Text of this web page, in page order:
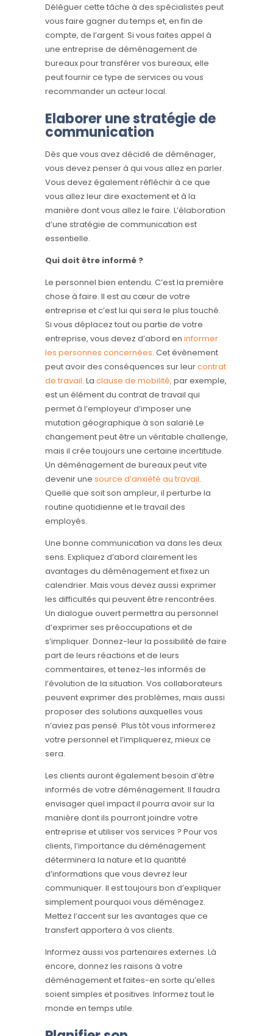
Déléguer cette tâche à des spécialistes peut
vous faire gagner du temps et, en fin de
compte, de l’argent. Si vous faites appel à
une entreprise de déménagement de
bureaux pour transférer vos bureaux, elle
peut fournir ce type de services ou vous
recommander un acteur local.
Elaborer une stratégie de
communication
Dès que vous avez décidé de déménager,
vous devez penser à qui vous allez en parler.
Vous devez également réfléchir à ce que
vous allez leur dire exactement et à la
manière dont vous allez le faire. L’élaboration
d’une stratégie de communication est
essentielle.
Qui doit être informé ?
Le personnel bien entendu. C’est la première
chose à faire. Il est au cœur de votre
entreprise et c’est lui qui sera le plus touché.
Si vous déplacez tout ou partie de votre
entreprise, vous devez d’abord en informer
les personnes concernées. Cet évènement
peut avoir des conséquences sur leurcontrat
de travail. La clause de mobilité, par exemple,
est un élément du contrat de travail qui
permet à l’employeur d’imposer une
mutation géographique à son salarié.Le
changement peut être un véritable challenge,
mais il crée toujours une certaine incertitude.
Un déménagement de bureaux peut vite
devenir une source d’anxiété au travail.
Quelle que soit son ampleur, il perturbe la
routine quotidienne et le travail des
employés.
Une bonne communication va dans les deux
sens. Expliquez d’abord clairement les
avantages du déménagement et fixez un
calendrier. Mais vous devez aussi exprimer
les difficultés qui peuvent être rencontrées.
Un dialogue ouvert permettra au personnel
d’exprimer ses préoccupations et de
s’impliquer. Donnez-leur la possibilité de faire
part de leurs réactions et de leurs
commentaires, et tenez-les informés de
l’évolution de la situation. Vos collaborateurs
peuvent exprimer des problèmes, mais aussi
proposer des solutions auxquelles vous
n’aviez pas pensé. Plus tôt vous informerez
votre personnel et l’impliquerez, mieux ce
sera.
Les clients auront également besoin d’être
informés de votre déménagement. Il faudra
envisager quel impact il pourra avoir sur la
manière dont ils pourront joindre votre
entreprise et utiliser vos services ? Pour vos
clients, l’importance du déménagement
déterminera la nature et la quantité
d’informations que vous devrez leur
communiquer. Il est toujours bon d’expliquer
simplement pourquoi vous déménagez.
Mettez l’accent sur les avantages que ce
transfert apportera à vos clients.
Informez aussi vos partenaires externes. Là
encore, donnez les raisons à votre
déménagement et faites-en sorte qu’elles
soient simples et positives. Informez tout le
monde en temps utile.